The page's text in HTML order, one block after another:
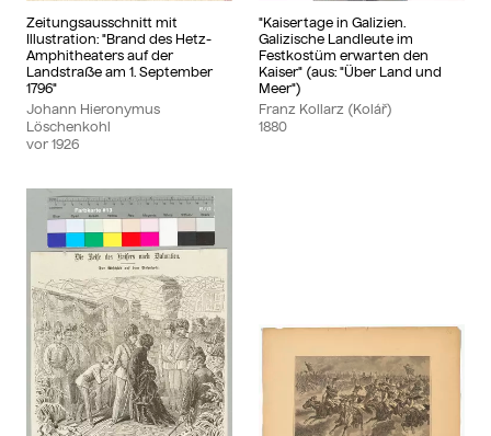
Zeitungsausschnitt mit
Illustration: "Brand des Hetz-
Amphitheaters auf der
Landstraße am 1. September
1796"
Johann Hieronymus
Löschenkohl
vor 1926
"Kaisertage in Galizien.
Galizische Landleute im
Festkostüm erwarten den
Kaiser" (aus: "Über Land und
Meer")
Franz Kollarz (Kolář)
1880